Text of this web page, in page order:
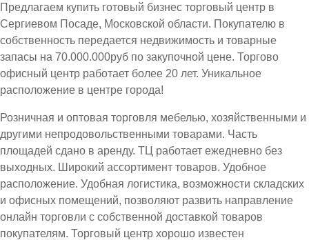
Предлагаем купить готовый бизнес торговый центр в
Сергиевом Посаде, Московской области. Покупателю в
собственность передается недвижимость и товарные
запасы на 70.000.000руб по закупочной цене. Торгово
офисный центр работает более 20 лет. Уникальное
расположение в центре города!
Розничная и оптовая торговля мебелью, хозяйственными и
другими непродовольственными товарами. Часть
площадей сдано в аренду. ТЦ работает ежедневно без
выходных. Широкий ассортимент товаров. Удобное
расположение. Удобная логистика, возможности складских
и офисных помещений, позволяют развить направление
онлайн торговли с собственной доставкой товаров
покупателям. Торговый центр хорошо известен